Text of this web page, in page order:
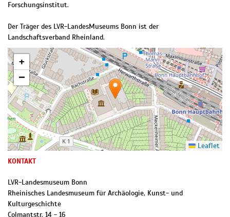
Forschungsinstitut.
Der Träger des LVR-LandesMuseums Bonn ist der
Landschaftsverband Rheinland.
+
−
Leaflet
KONTAKT
LVR-Landesmuseum Bonn
Rheinisches Landesmuseum für Archäologie, Kunst- und
Kulturgeschichte
Colmantstr. 14 - 16